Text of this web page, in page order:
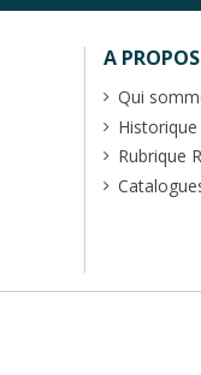
A
Qui
Historique
Rubrique